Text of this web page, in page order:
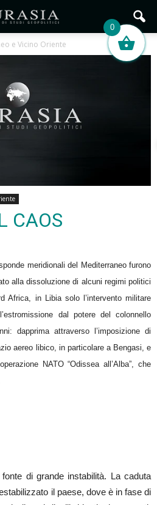
e Vicino Oriente
CAOS
meridionali del Mediterraneo furono
alla dissoluzione di alcuni regimi politici
Africa, in Libia solo l’intervento militare
dal potere del colonnello
dapprima attraverso l’imposizione di
aereo libico, in particolare a Bengasi, e
NATO “Odissea all’Alba”, che
di grande instabilità. La caduta
il paese, dove è in fase di
0